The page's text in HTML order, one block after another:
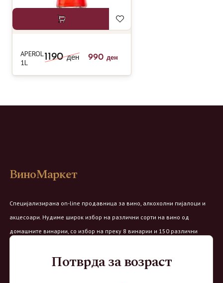
APEROL
1L
1190ден 990 ден
ВиноМаркет
Специјализирана on-line продавница за вино, алкохолни пијалоци и
акцесоари. Нудиме широк избор на различни сорти на вино од
домашните винарии, со избор на преку 8 винарии и 150 различни
Овозможено од:Потврда за возраст